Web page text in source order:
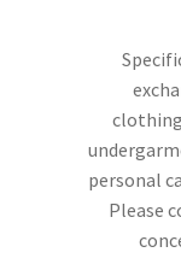
personal
Please